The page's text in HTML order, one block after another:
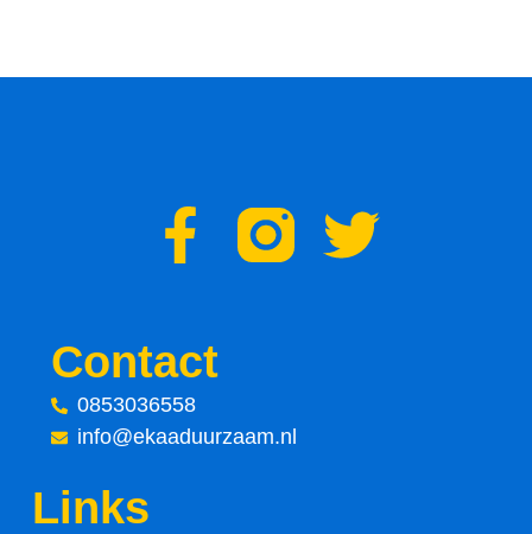
F
c
e
b
T
Contact
0853036558
info@ekaaduurzaam.nl
Links